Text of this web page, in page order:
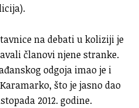
na debati u koliziji je
članovi njene stranke.
odgoja imao je i
što je jasno dao
2012. godine.